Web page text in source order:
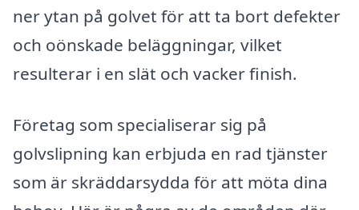
ner ytan på golvet för att ta bort defekter
och oönskade beläggningar, vilket
resulterar i en slät och vacker finish.
Företag som specialiserar sig på
golvslipning kan erbjuda en rad tjänster
som är skräddarsydda för att möta dina